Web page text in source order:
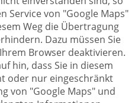
Service von "Google Maps"
Weg die Übertragung
Dazu müssen Sie
Browser deaktivieren.
hin, dass Sie in diesem
oder nur eingeschränkt
von "Google Maps" und